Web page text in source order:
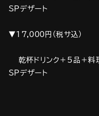
SPデザート
▼17,000円（税サ込）
乾杯ドリンク＋5品＋料
SPデザート